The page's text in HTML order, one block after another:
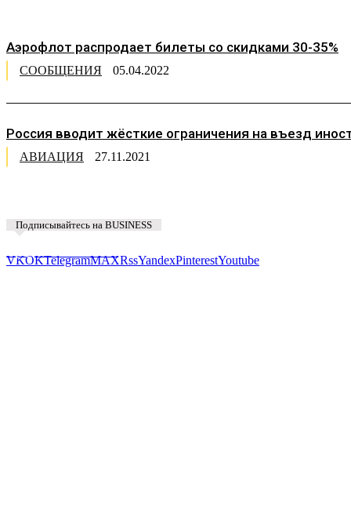
Аэрофлот распродает билеты со скидками 30-35%
СООБЩЕНИЯ 05.04.2022
Россия вводит жёсткие ограничения на въезд
АВИАЦИЯ 27.11.2021
Подписывайтесь на BUSINESS
VKOKTelegramMAXRssYandexPinterestYoutube